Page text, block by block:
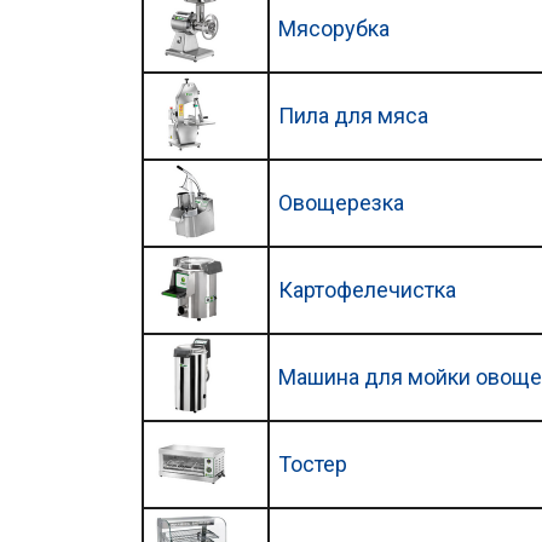
Мясорубка
Пила для мяса
Овощерезка
Картофелечистка
Машина для мойки
Тостер